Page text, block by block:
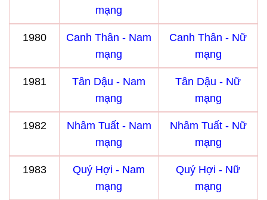
mạng
1980
Canh Thân - Nam
mạng
Canh Thân - Nữ
mạng
1981
Tân Dậu - Nam
mạng
Tân Dậu - Nữ
mạng
1982
Nhâm Tuất - Nam
mạng
Nhâm Tuất - Nữ
mạng
1983
Quý Hợi - Nam
mạng
Quý Hợi - Nữ
mạng